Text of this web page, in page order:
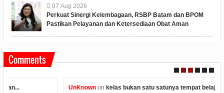
07 Aug 2026
Perkuat Sinergi Kelembagaan, RSBP Batam dan BPOM
Pastikan Pelayanan dan Ketersediaan Obat Aman
Comments
UnKnown
kelas bukan satu satunya tempat belajar...